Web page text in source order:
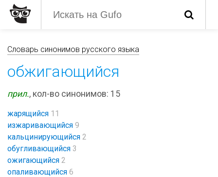
Словарь синонимов русского языка
обжигающийся
прил., кол-во синонимов: 15
жарящийся 11
изжаривающийся 9
кальцинирующийся 2
обугливающийся 3
ожигающийся 2
опаливающийся 6